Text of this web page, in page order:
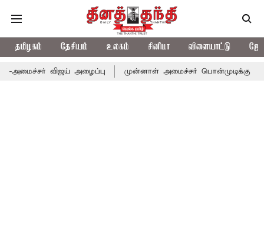
தமிழகம் தேசியம் உலகம் சினிமா விளையாட்டு
விஜய் அழைப்பு முன்னாள் அமைச்சர் பொன்முடிக்கு சென்னை